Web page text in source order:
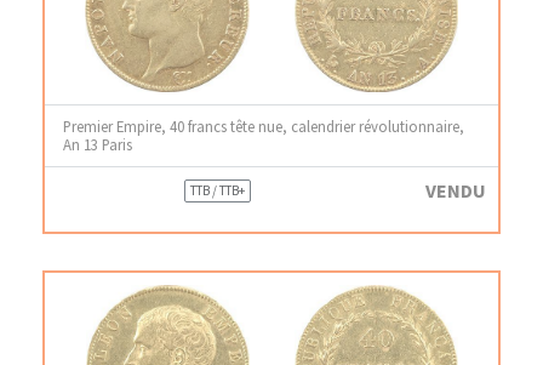
Premier Empire, 40 francs tête nue, calendrier révolutionnaire,
An 13 Paris
TTB / TTB+ VENDU